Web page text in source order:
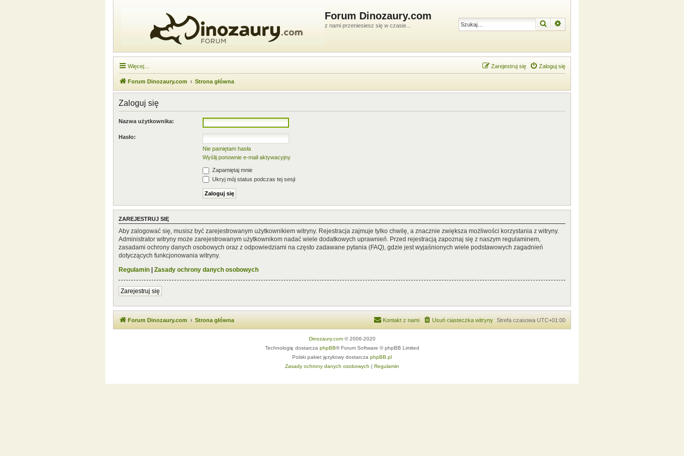
Forum Dinozaury.com
z nami przeniesiesz się w czasie... Szukaj
Więcej… Zaloguj się
Zarejestruj się
Forum Dinozaury.com Strona główna
Zaloguj się
Nazwa użytkownika:
Hasło:
Nie pamiętam hasła
Wyślij ponownie e-mail aktywacyjny
Zapamiętaj mnie
Ukryj mój status podczas tej sesji
ZAREJESTRUJ SIĘ
Aby zalogować się, musisz być zarejestrowanym użytkownikiem witryny. Rejestracja zajmuje tylko chwilę, a znacznie zwiększa możliwości korzystania z witryny.
Administrator witryny może zarejestrowanym użytkownikom nadać wiele dodatkowych uprawnień. Przed rejestracją zapoznaj się z naszym regulaminem,
zasadami ochrony danych osobowych oraz z odpowiedziami na często zadawane pytania (FAQ), gdzie jest wyjaśnionych wiele podstawowych zagadnień
dotyczących funkcjonowania witryny.
Regulamin | Zasady ochrony danych osobowych
Zarejestruj się
Forum Dinozaury.com Strona główna Strefa czasowa UTC+01:00
Usuń ciasteczka witryny
Kontakt z nami
Dinozaury.com© 2006-2020
Technologię dostarcza phpBB® Forum Software © phpBB Limited
Polski pakiet językowy dostarcza phpBB.pl
Zasady ochrony danych osobowych | Regulamin